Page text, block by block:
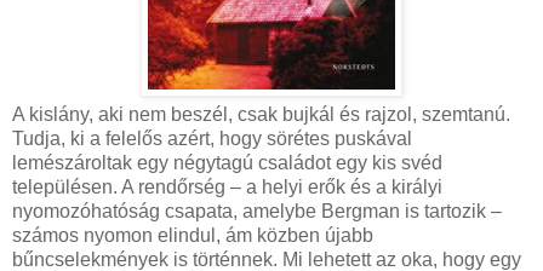
A kislány, aki nem beszél, csak bujkál és rajzol, szemtanú.
Tudja, ki a felelős azért, hogy sörétes puskával
lemészároltak egy négytagú családot egy kis svéd
településen. A rendőrség – a helyi erők és a királyi
nyomozóhatóság csapata, amelybe Bergman is tartozik –
számos nyomon elindul, ám közben újabb
bűncselekmények is történnek. Mi lehetett az oka, hogy egy